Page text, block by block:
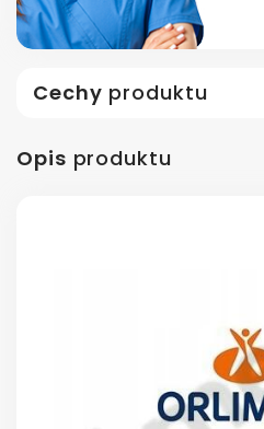
Cechy produktu
Opis produktu